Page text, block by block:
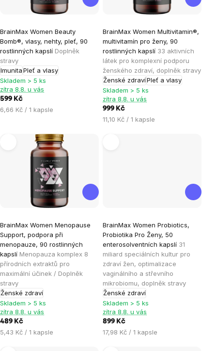
BrainMax Women Beauty
Bomb®, vlasy, nehty, pleť, 90
rostlinných kapslí Doplněk
stravy
ImunitaPleť a vlasy
hodnocení
produktu
je
4,9
z
5
hvězdiček.
Skladem > 5 ks
zítra 8.8. u vás
599 Kč
Měrná
6,66 Kč / 1 kapsle
BrainMax Women Multivitamin®,
multivitamín pro ženy, 90
rostlinných kapslí 33 aktivních
látek pro komplexní podporu
ženského zdraví, doplněk stravy
Ženské zdravíPleť a vlasy
hodnocení
produktu
je
4,9
z
5
hvězdiček.
Skladem > 5 ks
zítra 8.8. u vás
999 Kč
Měrná
11,10 Kč / 1 kapsle
BrainMax Women Menopause
Support, podpora při
menopauze, 90 rostlinných
kapslí Menopauza komplex 8
přírodních extraktů pro
maximální účinek / Doplněk
stravy
Ženské zdraví
hodnocení
produktu
je
4,9
z
5
hvězdiček.
Skladem > 5 ks
zítra 8.8. u vás
489 Kč
Měrná
5,43 Kč / 1 kapsle
BrainMax Women Probiotics,
Probiotika Pro Ženy, 50
enterosolventních kapslí 31
miliard speciálních kultur pro
zdraví žen, optimalizace
vaginálního a střevního
mikrobiomu, doplněk stravy
Ženské zdraví
hodnocení
produktu
je
5,0
z
5
hvězdiček.
Skladem > 5 ks
zítra 8.8. u vás
899 Kč
Měrná
17,98 Kč / 1 kapsle